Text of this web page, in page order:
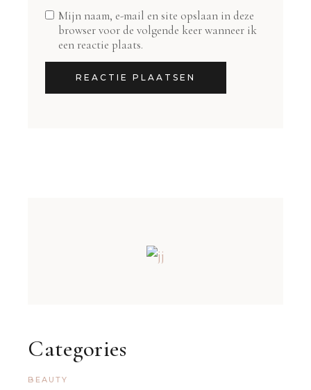
Mijn naam, e-mail en site opslaan in deze
browser voor de volgende keer wanneer ik
een reactie plaats.
REACTIE PLAATSEN
Categories
BEAUTY